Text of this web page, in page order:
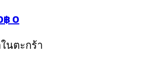
฿0
นตะกร้า